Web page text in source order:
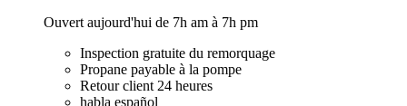
Ouvert aujourd'hui de 7h am à 7h pm
Inspection gratuite du remorquage
Propane payable à la pompe
Retour client 24 heures
habla español